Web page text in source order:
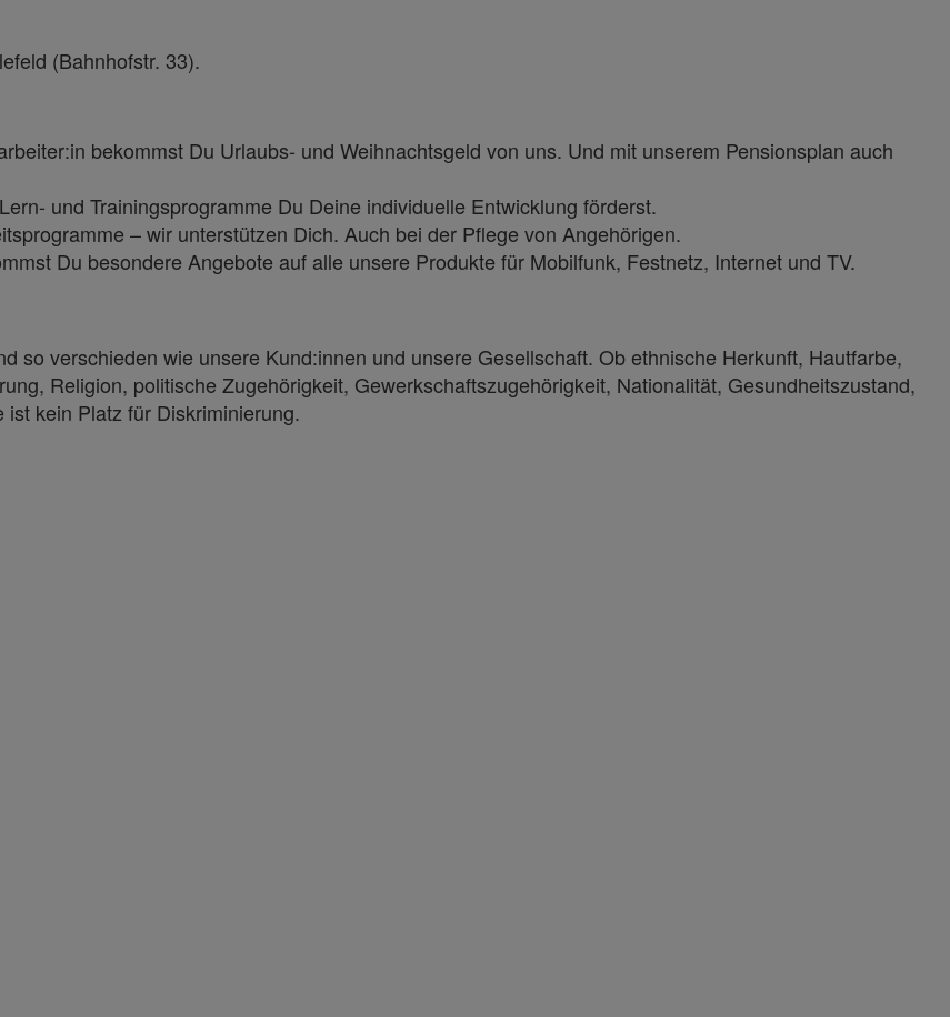
(Bahnhofstr. 33).
bekommst Du Urlaubs- und Weihnachtsgeld von uns. Und mit unserem Pensionsplan auch
und Trainingsprogramme Du Deine individuelle Entwicklung förderst.
– wir unterstützen Dich. Auch bei der Pflege von Angehörigen.
Du besondere Angebote auf alle unsere Produkte für Mobilfunk, Festnetz, Internet und TV.
so verschieden wie unsere Kund:innen und unsere Gesellschaft. Ob ethnische Herkunft, Hautfarbe,
Religion, politische Zugehörigkeit, Gewerkschaftszugehörigkeit, Nationalität, Gesundheitszustand,
kein Platz für Diskriminierung.